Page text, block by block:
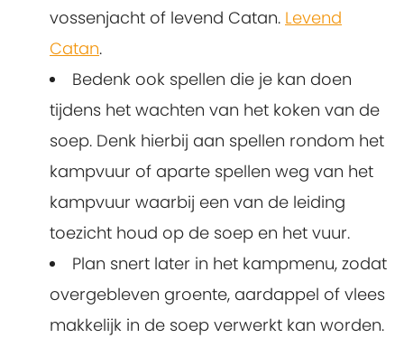
vossenjacht of levend Catan. Levend
Catan.
Bedenk ook spellen die je kan doen
tijdens het wachten van het koken van de
soep. Denk hierbij aan spellen rondom het
kampvuur of aparte spellen weg van het
kampvuur waarbij een van de leiding
toezicht houd op de soep en het vuur.
Plan snert later in het kampmenu, zodat
overgebleven groente, aardappel of vlees
makkelijk in de soep verwerkt kan worden.